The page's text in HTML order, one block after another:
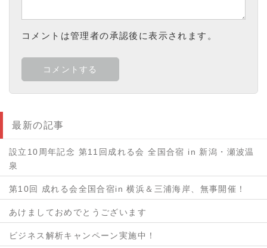
コメントは管理者の承認後に表示されます。
最新の記事
設立10周年記念 第11回成れる会 全国合宿 in 新潟・瀬波温
泉
第10回 成れる会全国合宿in 横浜＆三浦海岸、無事開催！
あけましておめでとうございます
ビジネス解析キャンペーン実施中！